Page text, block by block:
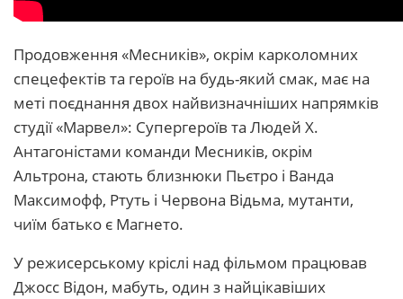
Продовження «Месників», окрім карколомних
спецефектів та героїв на будь-який смак, має на
меті поєднання двох найвизначніших напрямків
студії «Марвел»: Супергероїв та Людей Х.
Антагоністами команди Месників, окрім
Альтрона, стають близнюки Пьєтро і Ванда
Максимофф, Ртуть і Червона Відьма, мутанти,
чиїм батько є Магнето.
У режисерському кріслі над фільмом працював
Джосс Відон, мабуть, один з найцікавіших